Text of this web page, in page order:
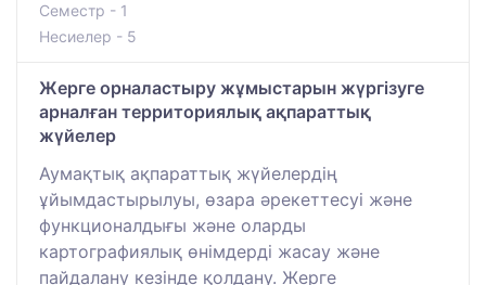
Семестр - 1
Несиелер - 5
Жерге орналастыру жұмыстарын жүргізуге
арналған территориялық ақпараттық
жүйелер
Аумақтық ақпараттық жүйелердің
ұйымдастырылуы, өзара әрекеттесуі және
функционалдығы және оларды
картографиялық өнімдерді жасау және
пайдалану кезінде қолдану. Жерге